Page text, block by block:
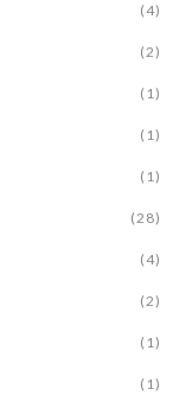
(4)
(2)
(1)
(1)
(1)
(28)
(4)
(2)
(1)
(1)